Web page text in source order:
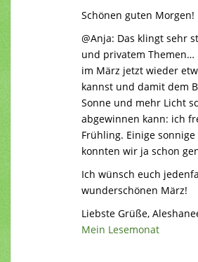
Schönen guten Morgen!
@Anja: Das klingt sehr
und privatem Themen…
im März jetzt wieder
kannst und damit dem
Sonne und mehr Licht
abgewinnen kann: ich
Frühling. Einige sonnige
konnten wir ja schon
Ich wünsch euch
wunderschönen März!
Liebste Grüße,
Mein Lesemonat